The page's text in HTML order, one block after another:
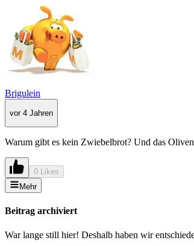
Brigulein
vor 4 Jahren
Warum gibt es kein Zwiebelbrot? Und das
0 Likes
Mehr
Beitrag archiviert
War lange still hier! Deshalb haben wir